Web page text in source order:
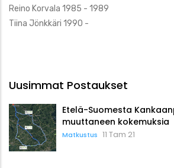
Reino Korvala 1985 - 1989
Tiina Jönkkäri 1990 -
Uusimmat Postaukset
Etelä-Suomesta
muuttaneen kokemuksia
Matkustus 11 Tam 21